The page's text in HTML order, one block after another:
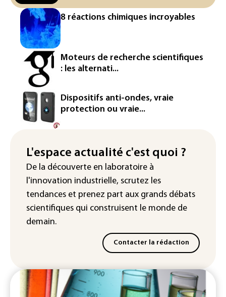
Véhicules de livraison autonomes: la
France ouvre la voie à leur
homologation
Iris³: Eutelsat investira 3,4 milliards
d'euros dans la future constellation
européenne
Le magazine VSD racheté par
l'entrepreneur Vianney d'Alançon
La production française de maïs
"Retour en force" progressif de la
chaleur dans les prochains jours en
France
8 réactions chimiques incroyables
Moteurs de recherche scientifiques
: les alternati...
Dispositifs anti-ondes, vraie
protection ou vraie...
L'espace actualité c'est quoi ?
De la découverte en laboratoire à
l'innovation industrielle, scrutez les
tendances et prenez part aux grands débats
scientifiques qui construisent le monde de
demain.
Contacter la rédaction